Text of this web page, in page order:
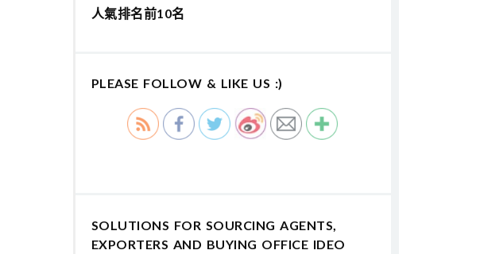
人氣排名前10名
PLEASE FOLLOW & LIKE US :)
SOLUTIONS FOR SOURCING AGENTS,
EXPORTERS AND BUYING OFFICE IDEO